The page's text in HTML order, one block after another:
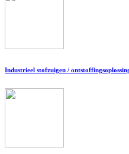
Industrieel stofzuigen /